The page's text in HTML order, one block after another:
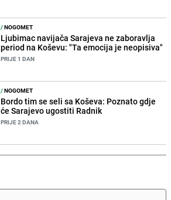
/NOGOMET
Ljubimac navijača Sarajeva ne zaboravlja
period na Koševu: "Ta emocija je neopisiva"
PRIJE 1 DAN
/NOGOMET
Bordo tim se seli sa Koševa: Poznato gdje
će Sarajevo ugostiti Radnik
PRIJE 2 DANA